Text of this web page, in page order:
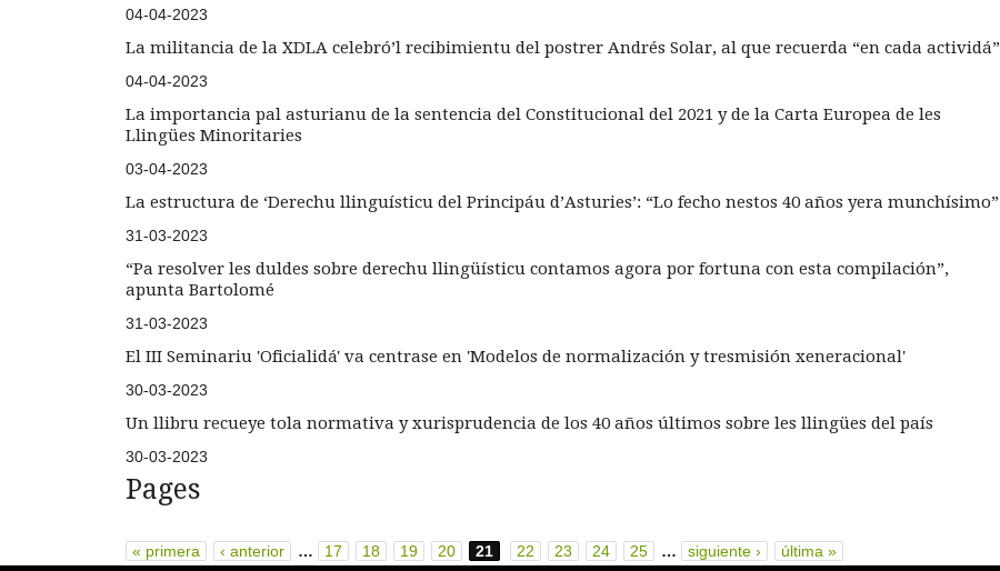
04-04-2023
La militancia de la XDLA celebró’l recibimientu del postrer Andrés Solar, al que recuerda “en cada actividá”
04-04-2023
La importancia pal asturianu de la sentencia del Constitucional del 2021 y de la Carta Europea de les
Llingües Minoritaries
03-04-2023
La estructura de ‘Derechu llinguísticu del Principáu d’Asturies’: “Lo fecho nestos 40 años yera munchísimo”
31-03-2023
“Pa resolver les duldes sobre derechu llingüísticu contamos agora por fortuna con esta compilación”,
apunta Bartolomé
31-03-2023
El III Seminariu 'Oficialidá' va centrase en 'Modelos de normalización y tresmisión xeneracional'
30-03-2023
Un llibru recueye tola normativa y xurisprudencia de los 40 años últimos sobre les llingües del país
30-03-2023
Pages
« primera ‹ anterior … 17 18 19 20 21 22 23 24 25 … siguiente › última »